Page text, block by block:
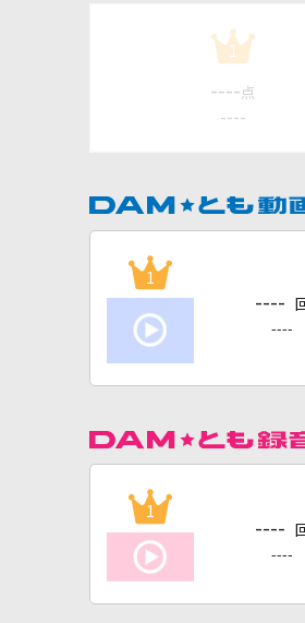
1
---- 点
----
1
---- 回
----
1
---- 回
----